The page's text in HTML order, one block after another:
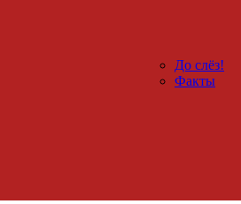
До слёз!
Факты